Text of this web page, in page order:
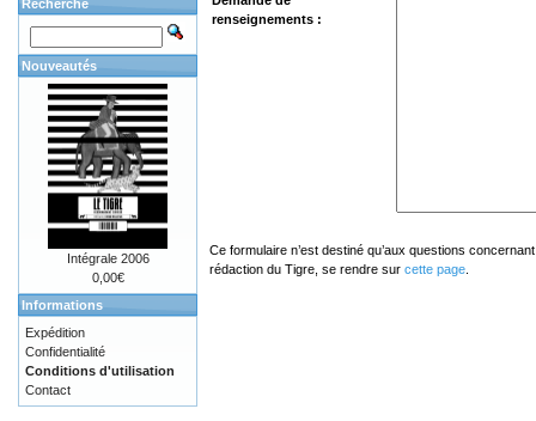
renseignements :
Ce formulaire n’est destiné qu’aux questions
rédaction du Tigre, se rendre sur cette page
Recherche
Nouveautés
Intégrale 2006
0,00€
Informations
Expédition
Confidentialité
Conditions d'utilisation
Contact